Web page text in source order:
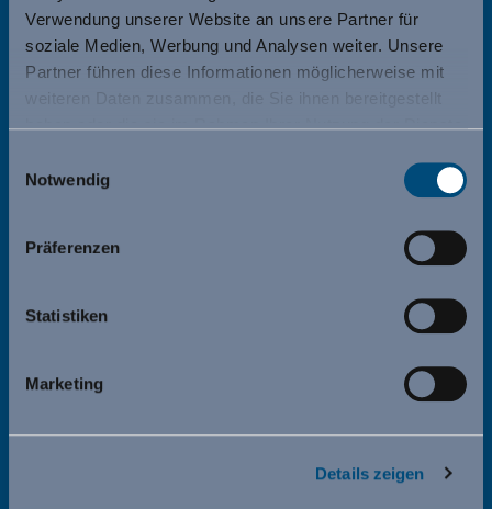
Verwendung unserer Website an unsere Partner für
soziale Medien, Werbung und Analysen weiter. Unsere
Partner führen diese Informationen möglicherweise mit
weiteren Daten zusammen, die Sie ihnen bereitgestellt
haben oder die sie im Rahmen Ihrer Nutzung der Dienste
Notwendig
Präferenzen
Statistiken
Marketing
Details zeigen
Montag – Freitag: 06:00 – 18:30 Uhr
…